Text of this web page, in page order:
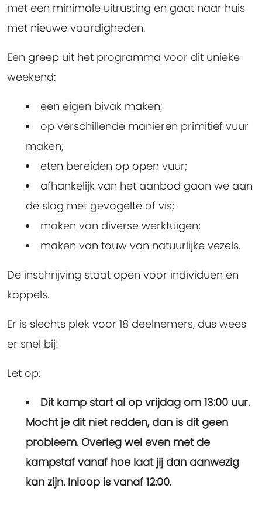
met een minimale uitrusting en gaat naar huis
met nieuwe vaardigheden.
Een greep uit het programma voor dit unieke
weekend:
een eigen bivak maken;
op verschillende manieren primitief vuur
maken;
eten bereiden op open vuur;
afhankelijk van het aanbod gaan we aan
de slag met gevogelte of vis;
maken van diverse werktuigen;
maken van touw van natuurlijke vezels.
De inschrijving staat open voor individuen en
koppels.
Er is slechts plek voor 18 deelnemers, dus wees
er snel bij!
Let op:
Dit kamp start al op vrijdag om 13:00 uur.
Mocht je dit niet redden, dan is dit geen
probleem. Overleg wel even met de
kampstaf vanaf hoe laat jij dan aanwezig
kan zijn. Inloop is vanaf 12:00.